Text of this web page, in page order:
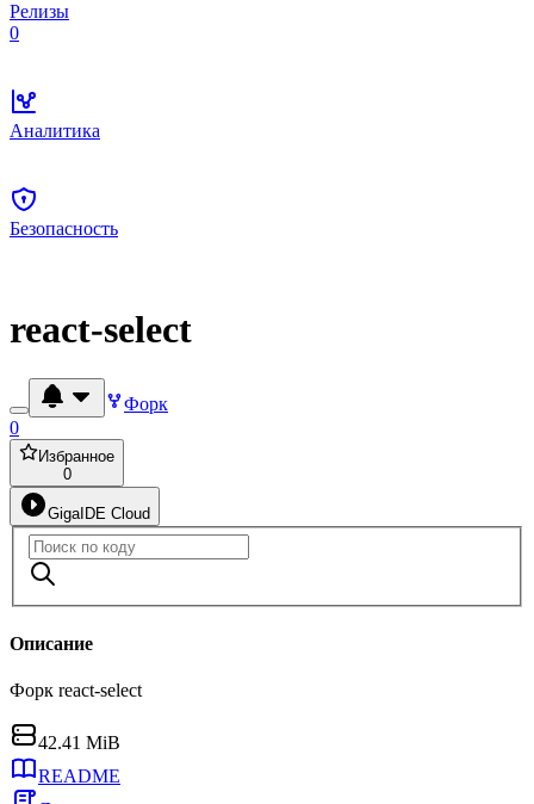
Релизы
0
Аналитика
Безопасность
react-select
Форк
0
Избранное
0
GigaIDE Cloud
Описание
Форк react-select
42.41 MiB
README